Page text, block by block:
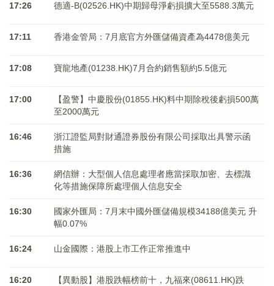
17:26 德適-B(02526.HK)中期歸母淨虧損擴大至5588.3萬元
17:11 香港金管局：7月底官方外匯儲備資產為4478億美元
17:08 寶龍地產(01238.HK)7月合約銷售額約5.5億元
17:00
【盈警】中慶股份(01855.HK)料中期除稅後虧損500萬
至2000萬元
16:46
浙江證監局對財通證券股份有限公司採取出具警示函
措施
16:36
網信辦：大型個人信息處理者應當採取加密、去標識
化等措施保障所處理個人信息安全
16:30
國家外匯局：7月末中國外匯儲備規模34188億美元 升
幅0.07%
16:24 山金國際：港股上市工作正常推進中
16:20
【異動股】港股跌幅榜前十，九福來(08611.HK)跌